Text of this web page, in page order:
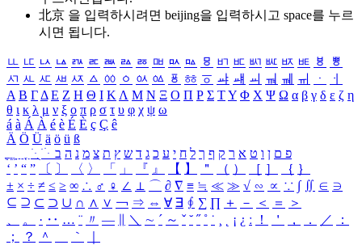
北京 을 입력하시려면 beijing을 입력하시고 space를 누르
시면 됩니다.
ㅥ ㅦ ㅧ ㅨ ㅩ ㅪ ㅫ ㅬ ㅭ ㅮ ㅯ ㅰ ㅱ ㅲ ㅳ ㅴ ㅵ ㅶ ㅷ ㅸ
ㅹ
ㅺ ㅻ ㅼ ㅽ ㅾ ㅿ ㆀ ㆁ ㆂ ㆃ ㆄ ㆅ ㆆ ㆇ ㆈ ㆉ ㆊ ㆋ ㆌ ㆍ
ㆎ
Α Β ΓΔ Ε Ζ Η Θ Ι ΚΛ Μ Ν Ξ Ο Π Ρ Σ ΤΥ Φ Χ Ψ Ω α β γ δ ε ζ η
θ ι κ λ μ ν ξ ο π ρ σ τ υ φ χ ψ ω
á à Á À é è É È ç Ç ê
Ä Ö Ü ä ö ü ß
ִֶֹ ֻּ ׁׂ פ ם ן ו ט א ר ק ף ך ל ח י ע כ ג ד ש ץ ת צ מ נ ה ב
‘ ’ “ ” 〔 〕 〈 〉 「 」 『 』 【 】 ＂ （ ） ［ ］ ｛ ｝
± × ÷ ≠ ≤ ≥ ∞ ∴ ♂ ♀ ∠ ⊥ ⌒ ∂ ∇ ≡ ≒ ≪ ≫ √ ∽ ∝ ∵ ∫ ∬ ∈ ∋
⊆ ⊇ ⊂ ⊃ ∪ ∩ ∧ ∨ ￢ ⇒ ⇔ ∀ ∃ ∮ ∑ ∏ ＋ － ＜ ＝
＞
、
。 · ‥ … ¨ 〃 ― ＼ ∼ ´ ～ ˇ ˘ ˝ ˚ ˙ ¸ ¡ ¿ ː ！ ＇ ， ． ／
：
；
？ ＾ ｀